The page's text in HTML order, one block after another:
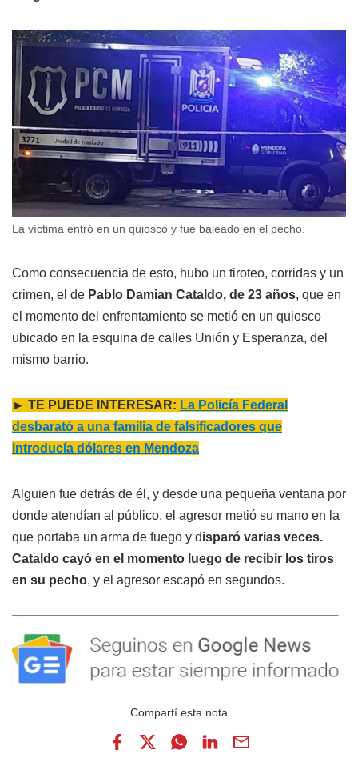
La víctima entró en un quiosco y fue baleado en el pecho.
Como consecuencia de esto, hubo un tiroteo, corridas y un
crimen, el de Pablo Damian Cataldo, de 23 años, que en
el momento del enfrentamiento se metió en un quiosco
ubicado en la esquina de calles Unión y Esperanza, del
mismo barrio.
► TE PUEDE INTERESAR: La Policía Federal
desbarató a una familia de falsificadores que
introducía dólares en Mendoza
Alguien fue detrás de él, y desde una pequeña ventana por
donde atendían al público, el agresor metió su mano en la
que portaba un arma de fuego y disparó varias veces.
Cataldo cayó en el momento luego de recibir los tiros
en su pecho, y el agresor escapó en segundos.